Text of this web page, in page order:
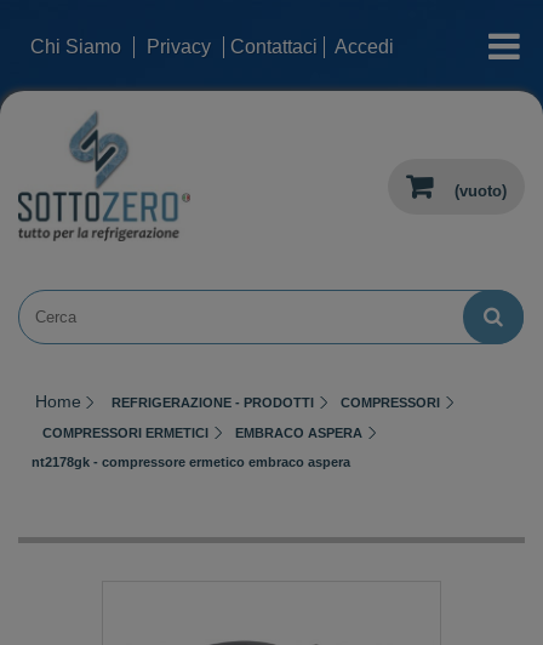
Chi Siamo Privacy Contattaci Accedi categorie
(vuoto)
Home REFRIGERAZIONE - PRODOTTI COMPRESSORI
COMPRESSORI ERMETICI
EMBRACO ASPERA
nt2178gk - compressore ermetico embraco aspera